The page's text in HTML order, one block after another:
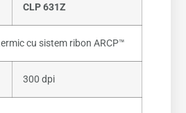
CLP 631Z
cu sistem ribon ARCP™
300 dpi